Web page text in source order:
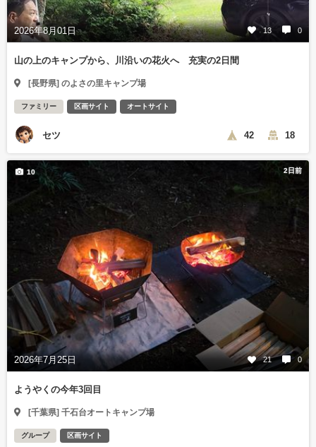
2026年8月01日 13 0
山の上のキャンプから、川沿いの花火へ 充実の2日間
[長野県] のよさの里キャンプ場
ファミリー 区画サイト オートサイト
セツ 42 18
2日前
2026年7月25日 21 0
10
ようやくの今年3回目
[千葉県] 千石台オートキャンプ場
グループ 区画サイト